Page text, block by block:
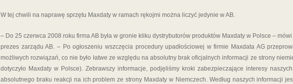
W tej chwili na naprawę sprzętu Maxdaty w ramach rękojmi można liczyć jedynie w AB.
– Do 25 czerwca 2008 roku firma AB była w gronie kliku dystrybutorów produktów Maxdaty w Polsce – mówi
prezes zarządu AB. – Po ogłoszeniu wszczęcia procedury upadłościowej w firmie Maxdata AG
możliwych rozwiązań, co nie było łatwe ze względu na absolutny brak oficjalnych informacji ze strony
dotyczyło Maxdaty w Polsce). Zebrawszy informacje, podjęliśmy kroki zabezpieczające interesy
absolutnego braku reakcji na ich problem ze strony Maxdaty w Niemczech. Według naszych informacji